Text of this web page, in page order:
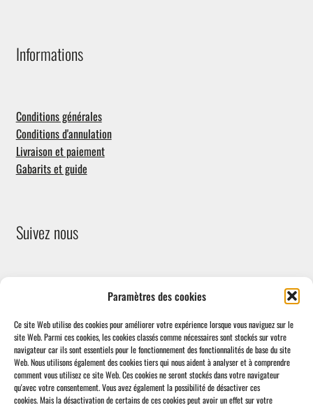
Paramètres des cookies
Ce site Web utilise des cookies pour améliorer votre expérience lorsque vous naviguez sur le
site Web.Parmi ces cookies, les cookies classés comme nécessaires sont stockés sur votre
navigateur car ils sont essentiels pour le fonctionnement des fonctionnalités de base du site
Web.Nous utilisons également des cookies tiers qui nous aident à analyser et à comprendre
comment vous utilisez ce site Web.Ces cookies ne seront stockés dans votre navigateur
qu'avec votre consentement.Vous avez également la possibilité de désactiver ces
cookies.Mais la désactivation de certains de ces cookies peut avoir un effet sur votre
Informations
Conditions générales
Conditions d'annulation
Livraison et paiement
Gabarits et guide
Suivez nous
Facebook